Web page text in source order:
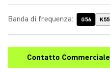
Banda di frequenza: G56 K55
Contatto Commerciale